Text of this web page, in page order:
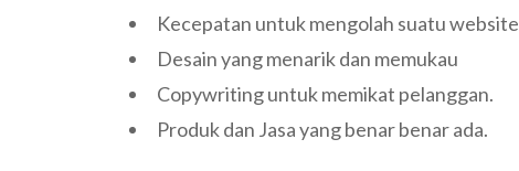
Kecepatan untuk mengolah suatu website
Desain yang menarik dan memukau
Copywriting untuk memikat pelanggan.
Produk dan Jasa yang benar benar ada.